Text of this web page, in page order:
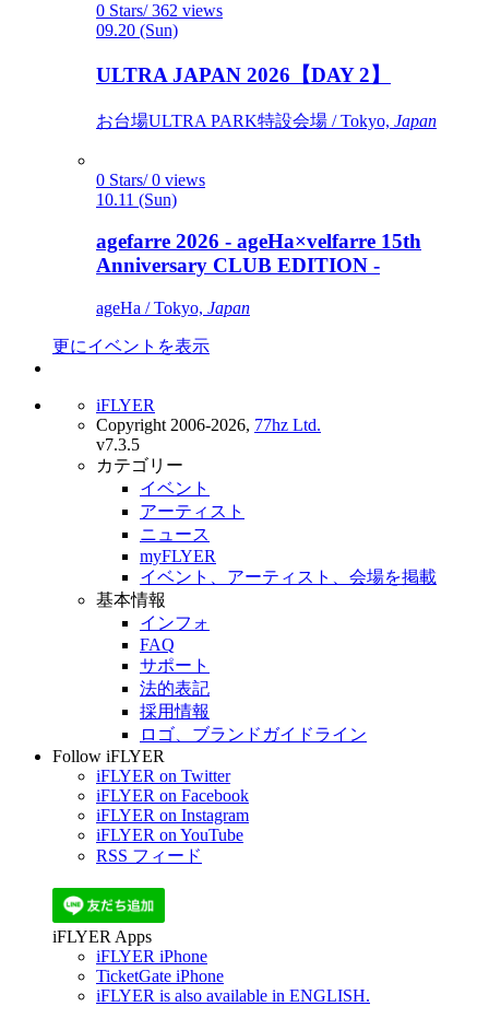
0 Stars/ 362 views
09.20 (Sun)
ULTRA JAPAN 2026【DAY 2】
お台場ULTRA PARK特設会場 / Tokyo, Japan
0 Stars/ 0 views
10.11 (Sun)
agefarre 2026 - ageHa×velfarre 15th
Anniversary CLUB EDITION -
ageHa / Tokyo, Japan
更にイベントを表示
iFLYER
Copyright 2006-2026, 77hz Ltd.
v7.3.5
カテゴリー
イベント
アーティスト
ニュース
myFLYER
イベント、アーティスト、会場を掲載
基本情報
インフォ
FAQ
サポート
法的表記
採用情報
ロゴ、ブランドガイドライン
Follow iFLYER
iFLYER on Twitter
iFLYER on Facebook
iFLYER on Instagram
iFLYER on YouTube
RSS フィード
iFLYER Apps
iFLYER iPhone
TicketGate iPhone
iFLYER is also available in ENGLISH.